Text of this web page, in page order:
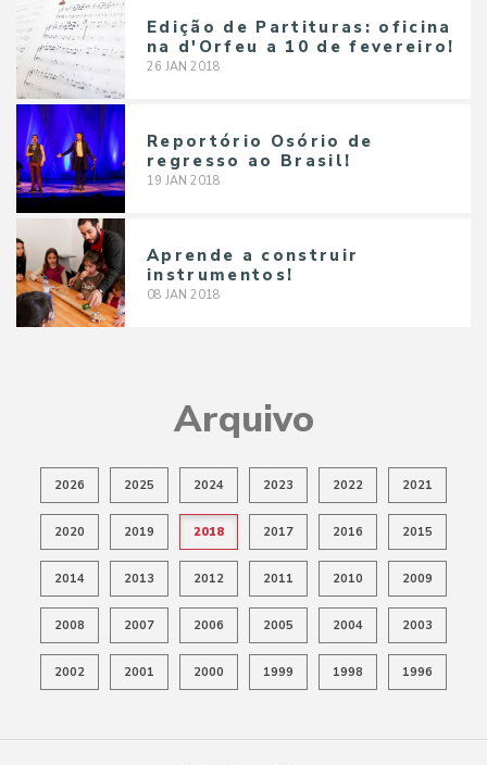
Edição de Partituras: oficina
na d'Orfeu a 10 de fevereiro!
26 JAN 2018
Reportório Osório de
regresso ao Brasil!
19 JAN 2018
Aprende a construir
instrumentos!
08 JAN 2018
Arquivo
2026 2025 2024 2023 2022 2021
2020 2019 2018 2017 2016 2015
2014 2013 2012 2011 2010 2009
2008 2007 2006 2005 2004 2003
2002 2001 2000 1999 1998 1996